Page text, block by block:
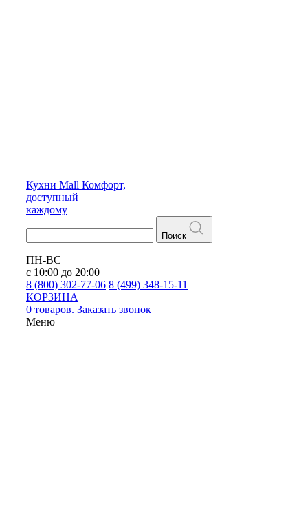
Кухни Mall Комфорт,
доступный
каждому
Поиск
ПН-ВС
с 10:00 до 20:00
8 (800) 302-77-06 8 (499) 348-15-11
КОРЗИНА
0 товаров. Заказать звонок
Меню